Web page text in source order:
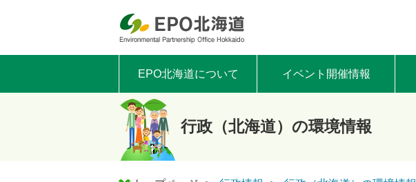
EPO北海道について イベント開催情報
行政（北海道）の環境情報